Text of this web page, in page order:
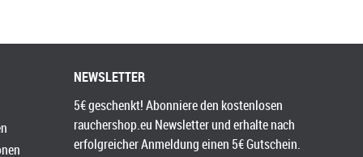
NEWSLETTER
5€ geschenkt! Abonniere den kostenlosen
rauchershop.eu Newsletter und erhalte nach
erfolgreicher Anmeldung einen 5€ Gutschein.